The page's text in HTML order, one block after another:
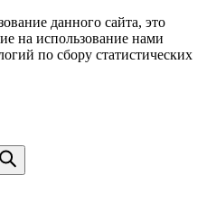
данного сайта, это
на использование нами
по сбору статистических